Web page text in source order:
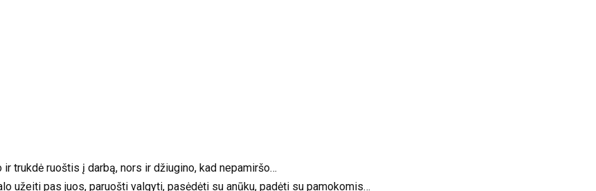
trukdė ruoštis į darbą, nors ir džiugino, kad nepamiršo…
užeiti pas juos, paruošti valgyti, pasėdėti su anūku, padėti su pamokomis…